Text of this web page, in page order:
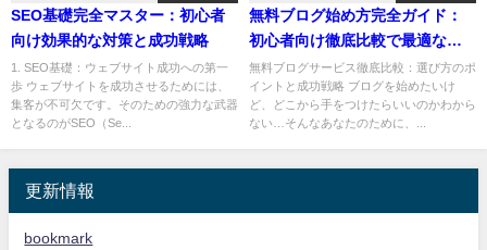
SEO基礎完全マスター：初心者
向け効果的な対策と成功戦略
1. SEO基礎：ウェブサイト成功への第一
歩 ウェブサイトを成功させるためには、
集客が不可欠です。そのための強力な武器
となるのがSEO（Se...
無料ブログ始め方完全ガイド：
初心者向け徹底比較で最適なサ
ービスを見つけよう！
無料ブログサービス徹底比較：選び方のポ
イントと成功戦略 ブログを始めたいけ
ど、どこから手をつけたらいいのかわから
ない…そんなあなたのために、...
更新情報
bookmark